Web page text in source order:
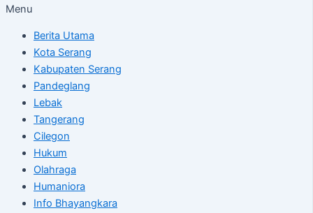
Menu
Berita Utama
Kota Serang
Kabupaten Serang
Pandeglang
Lebak
Tangerang
Cilegon
Hukum
Olahraga
Humaniora
Info Bhayangkara